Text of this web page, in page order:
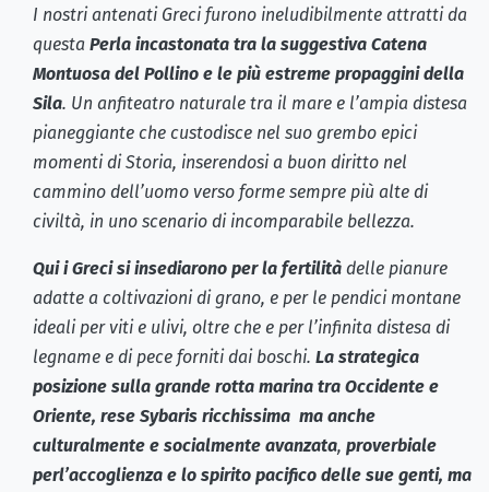
I nostri antenati Greci furono ineludibilmente attratti da
questa Perla incastonata tra la suggestiva Catena
Montuosa del Pollino e le più estreme propaggini della
Sila. Un anfiteatro naturale tra il mare e l’ampia distesa
pianeggiante che custodisce nel suo grembo epici
momenti di Storia, inserendosi a buon diritto nel
cammino dell’uomo verso forme sempre più alte di
civiltà, in uno scenario di incomparabile bellezza.
Qui i Greci si insediarono per la fertilità delle pianure
adatte a coltivazioni di grano, e per le pendici montane
ideali per viti e ulivi, oltre che e per l’infinita distesa di
legname e di pece forniti dai boschi. La strategica
posizione sulla grande rotta marina tra Occidente e
Oriente, rese Sybaris ricchissima ma anche
culturalmente e socialmente avanzata, proverbiale
perl’accoglienza e lo spirito pacifico delle sue genti, ma